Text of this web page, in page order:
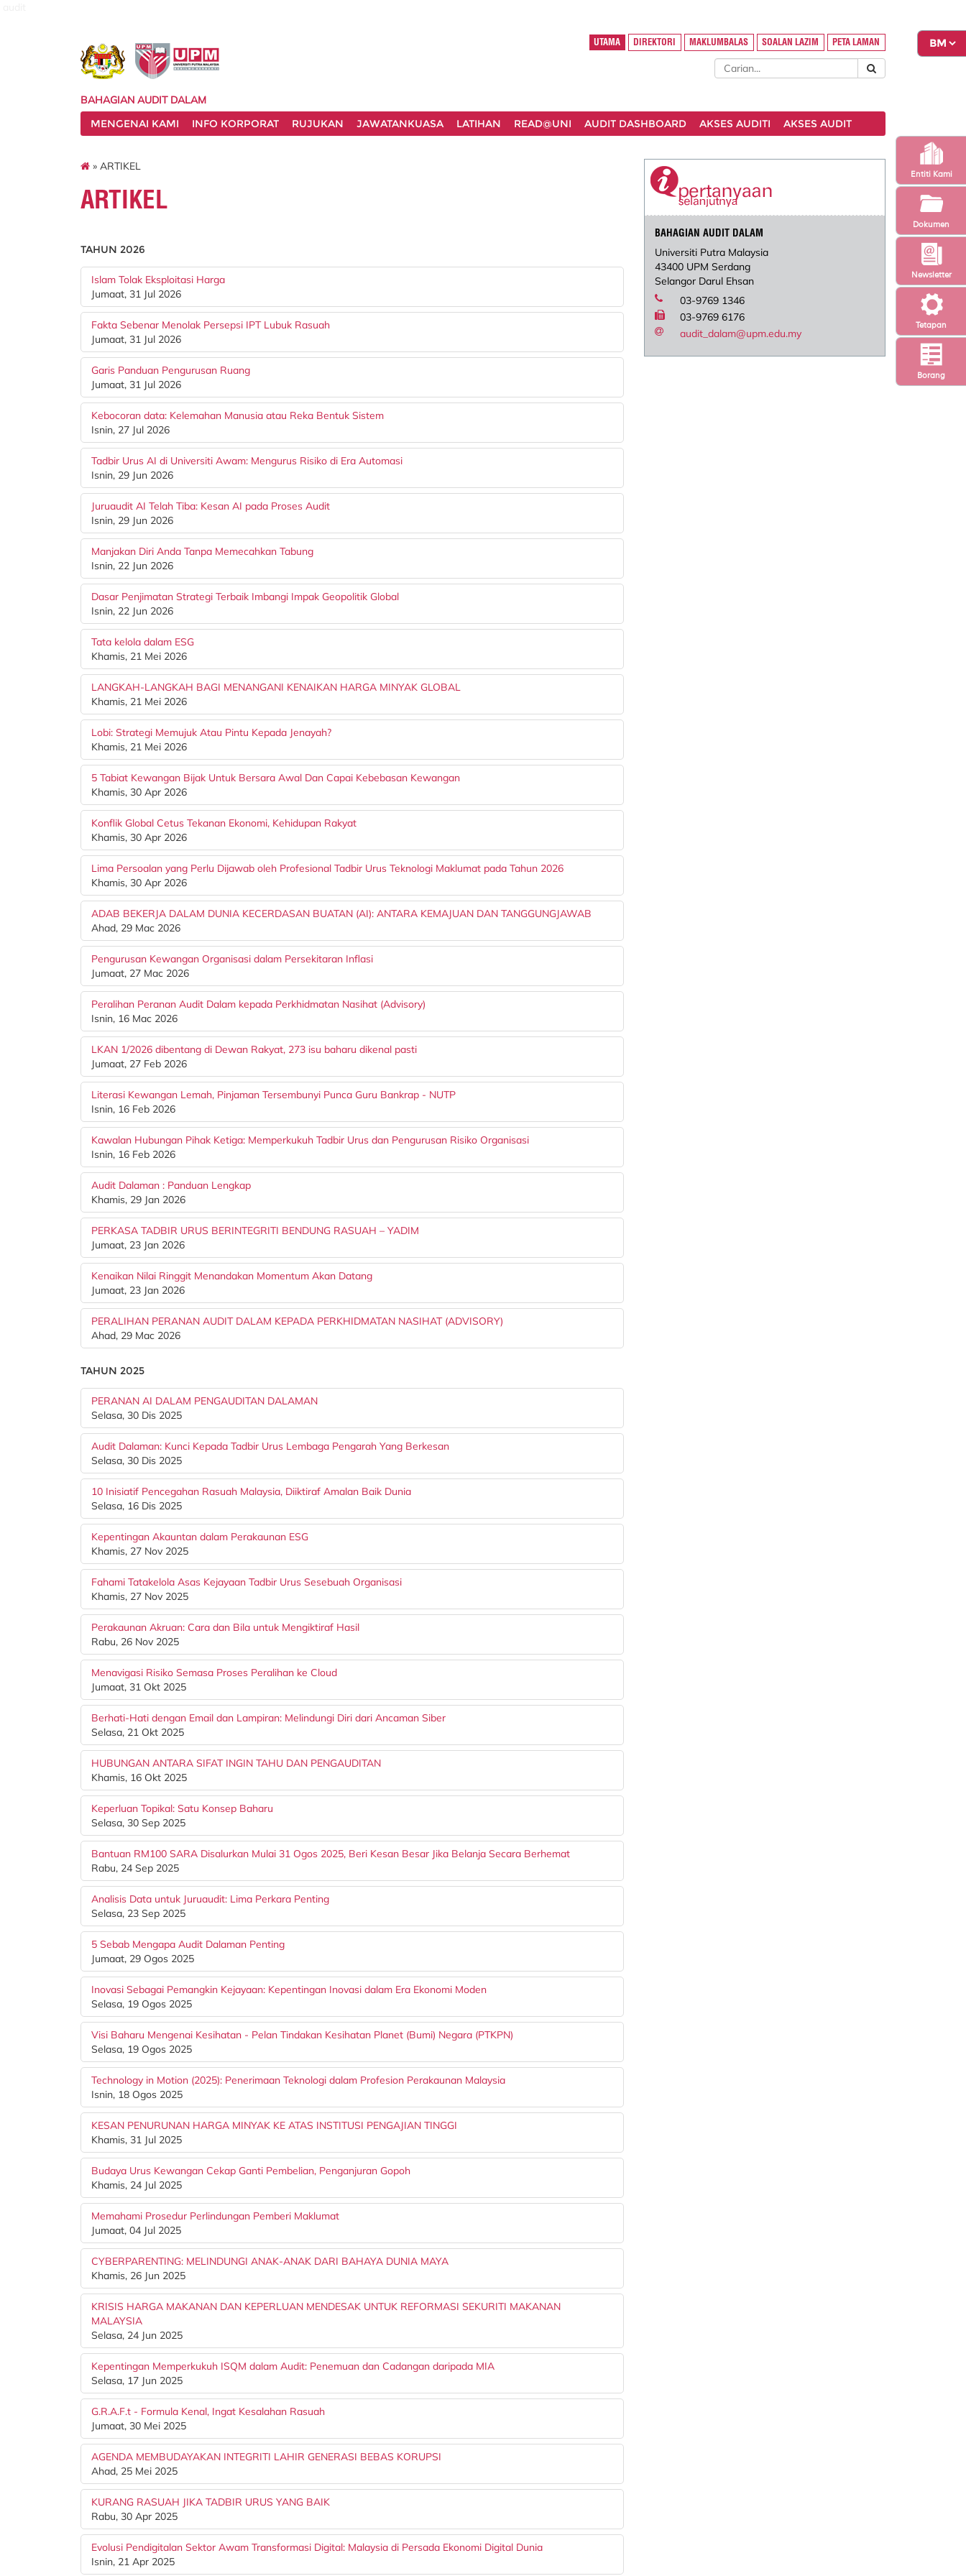
Tetapan
Newsletter
Borang
Entiti Kami
Dokumen
UTAMA DIREKTORI MAKLUMBALAS SOALAN LAZIM PETA LAMAN
BAHAGIAN AUDIT DALAM
MENGENAI KAMI
INFO KORPORAT RUJUKAN JAWATANKUASA LATIHAN READ@UNI AUDIT DASHBOARD AKSES AUDITI AKSES AUDIT
» ARTIKEL
ARTIKEL
TAHUN 2026
Islam Tolak Eksploitasi Harga
Jumaat, 31 Jul 2026
Fakta Sebenar Menolak Persepsi IPT Lubuk Rasuah
Jumaat, 31 Jul 2026
Garis Panduan Pengurusan Ruang
Jumaat, 31 Jul 2026
Kebocoran data: Kelemahan Manusia atau Reka Bentuk Sistem
Isnin, 27 Jul 2026
Tadbir Urus AI di Universiti Awam: Mengurus Risiko di Era Automasi
Isnin, 29 Jun 2026
Juruaudit AI Telah Tiba: Kesan AI pada Proses Audit
Isnin, 29 Jun 2026
Manjakan Diri Anda Tanpa Memecahkan Tabung
Isnin, 22 Jun 2026
Dasar Penjimatan Strategi Terbaik Imbangi Impak Geopolitik Global
Isnin, 22 Jun 2026
Tata kelola dalam ESG
Khamis, 21 Mei 2026
LANGKAH-LANGKAH BAGI MENANGANI KENAIKAN HARGA MINYAK GLOBAL
Khamis, 21 Mei 2026
Lobi: Strategi Memujuk Atau Pintu Kepada Jenayah?
Khamis, 21 Mei 2026
5 Tabiat Kewangan Bijak Untuk Bersara Awal Dan Capai Kebebasan Kewangan
Khamis, 30 Apr 2026
Konflik Global Cetus Tekanan Ekonomi, Kehidupan Rakyat
Khamis, 30 Apr 2026
Lima Persoalan yang Perlu Dijawab oleh Profesional Tadbir Urus Teknologi Maklumat pada Tahun 2026
Khamis, 30 Apr 2026
ADAB BEKERJA DALAM DUNIA KECERDASAN BUATAN (AI): ANTARA KEMAJUAN DAN TANGGUNGJAWAB
Ahad, 29 Mac 2026
Pengurusan Kewangan Organisasi dalam Persekitaran Inflasi
Jumaat, 27 Mac 2026
Peralihan Peranan Audit Dalam kepada Perkhidmatan Nasihat (Advisory)
Isnin, 16 Mac 2026
LKAN 1/2026 dibentang di Dewan Rakyat, 273 isu baharu dikenal pasti
Jumaat, 27 Feb 2026
Literasi Kewangan Lemah, Pinjaman Tersembunyi Punca Guru Bankrap - NUTP
Isnin, 16 Feb 2026
Kawalan Hubungan Pihak Ketiga: Memperkukuh Tadbir Urus dan Pengurusan Risiko Organisasi
Isnin, 16 Feb 2026
Audit Dalaman : Panduan Lengkap
Khamis, 29 Jan 2026
PERKASA TADBIR URUS BERINTEGRITI BENDUNG RASUAH – YADIM
Jumaat, 23 Jan 2026
Kenaikan Nilai Ringgit Menandakan Momentum Akan Datang
Jumaat, 23 Jan 2026
PERALIHAN PERANAN AUDIT DALAM KEPADA PERKHIDMATAN NASIHAT (ADVISORY)
Ahad, 29 Mac 2026
TAHUN 2025
PERANAN AI DALAM PENGAUDITAN DALAMAN
Selasa, 30 Dis 2025
Audit Dalaman: Kunci Kepada Tadbir Urus Lembaga Pengarah Yang Berkesan
Selasa, 30 Dis 2025
10 Inisiatif Pencegahan Rasuah Malaysia, Diiktiraf Amalan Baik Dunia
Selasa, 16 Dis 2025
Kepentingan Akauntan dalam Perakaunan ESG
Khamis, 27 Nov 2025
Fahami Tatakelola Asas Kejayaan Tadbir Urus Sesebuah Organisasi
Khamis, 27 Nov 2025
Perakaunan Akruan: Cara dan Bila untuk Mengiktiraf Hasil
Rabu, 26 Nov 2025
Menavigasi Risiko Semasa Proses Peralihan ke Cloud
Jumaat, 31 Okt 2025
Berhati-Hati dengan Email dan Lampiran: Melindungi Diri dari Ancaman Siber
Selasa, 21 Okt 2025
HUBUNGAN ANTARA SIFAT INGIN TAHU DAN PENGAUDITAN
Khamis, 16 Okt 2025
Keperluan Topikal: Satu Konsep Baharu
Selasa, 30 Sep 2025
Bantuan RM100 SARA Disalurkan Mulai 31 Ogos 2025, Beri Kesan Besar Jika Belanja Secara Berhemat
Rabu, 24 Sep 2025
Analisis Data untuk Juruaudit: Lima Perkara Penting
Selasa, 23 Sep 2025
5 Sebab Mengapa Audit Dalaman Penting
Jumaat, 29 Ogos 2025
Inovasi Sebagai Pemangkin Kejayaan: Kepentingan Inovasi dalam Era Ekonomi Moden
Selasa, 19 Ogos 2025
Visi Baharu Mengenai Kesihatan - Pelan Tindakan Kesihatan Planet (Bumi) Negara (PTKPN)
Selasa, 19 Ogos 2025
Technology in Motion (2025): Penerimaan Teknologi dalam Profesion Perakaunan Malaysia
Isnin, 18 Ogos 2025
KESAN PENURUNAN HARGA MINYAK KE ATAS INSTITUSI PENGAJIAN TINGGI
Khamis, 31 Jul 2025
Budaya Urus Kewangan Cekap Ganti Pembelian, Penganjuran Gopoh
Khamis, 24 Jul 2025
Memahami Prosedur Perlindungan Pemberi Maklumat
Jumaat, 04 Jul 2025
CYBERPARENTING: MELINDUNGI ANAK-ANAK DARI BAHAYA DUNIA MAYA
Khamis, 26 Jun 2025
KRISIS HARGA MAKANAN DAN KEPERLUAN MENDESAK UNTUK REFORMASI SEKURITI MAKANAN
MALAYSIA
Selasa, 24 Jun 2025
Kepentingan Memperkukuh ISQM dalam Audit: Penemuan dan Cadangan daripada MIA
Selasa, 17 Jun 2025
G.R.A.F.t - Formula Kenal, Ingat Kesalahan Rasuah
Jumaat, 30 Mei 2025
AGENDA MEMBUDAYAKAN INTEGRITI LAHIR GENERASI BEBAS KORUPSI
Ahad, 25 Mei 2025
KURANG RASUAH JIKA TADBIR URUS YANG BAIK
Rabu, 30 Apr 2025
Evolusi Pendigitalan Sektor Awam Transformasi Digital: Malaysia di Persada Ekonomi Digital Dunia
Isnin, 21 Apr 2025
BAHAGIAN AUDIT DALAM
Universiti Putra Malaysia
43400 UPM Serdang
Selangor Darul Ehsan
03-9769 1346
03-9769 6176
audit_dalam@upm.edu.my